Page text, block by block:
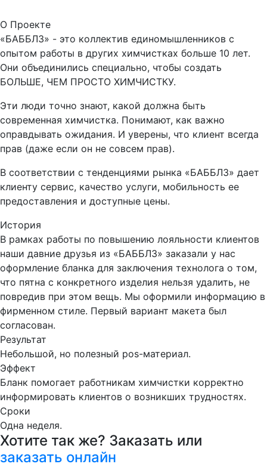
О Проекте
«БАББЛЗ» - это коллектив единомышленников с
опытом работы в других химчистках больше 10 лет.
Они объединились специально, чтобы создать
БОЛЬШЕ, ЧЕМ ПРОСТО ХИМЧИСТКУ.
Эти люди точно знают, какой должна быть
современная химчистка. Понимают, как важно
оправдывать ожидания. И уверены, что клиент всегда
прав (даже если он не совсем прав).
В соответствии с тенденциями рынка «БАББЛЗ» дает
клиенту сервис, качество услуги, мобильность ее
предоставления и доступные цены.
История
В рамках работы по повышению лояльности клиентов
наши давние друзья из «БАББЛЗ» заказали у нас
оформление бланка для заключения технолога о том,
что пятна с конкретного изделия нельзя удалить, не
повредив при этом вещь. Мы оформили информацию в
фирменном стиле. Первый вариант макета был
согласован.
Результат
Небольшой, но полезный pos-материал.
Эффект
Бланк помогает работникам химчистки корректно
информировать клиентов о возникших трудностях.
Сроки
Одна неделя.
Хотите так же? Заказать или
заказать онлайн